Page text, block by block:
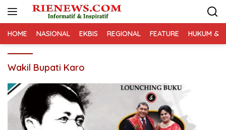
HOME NASIONAL EKBIS REGIONAL FEATURE HUKUM &
Wakil Bupati Karo